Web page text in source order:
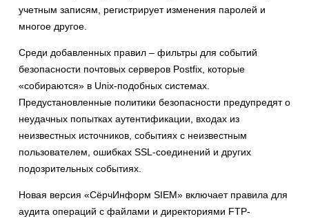
учетным записям, регистрирует изменения паролей и
многое другое.
Среди добавленных правил – фильтры для событий
безопасности почтовых серверов Postfix, которые
«собираются» в Unix-подобных системах.
Предустановленные политики безопасности предупредят о
неудачных попытках аутентификации, входах из
неизвестных источников, событиях с неизвестным
пользователем, ошибках SSL-соединений и других
подозрительных событиях.
Новая версия «СёрчИнформ SIEM» включает правила для
аудита операций с файлами и директориями FTP-